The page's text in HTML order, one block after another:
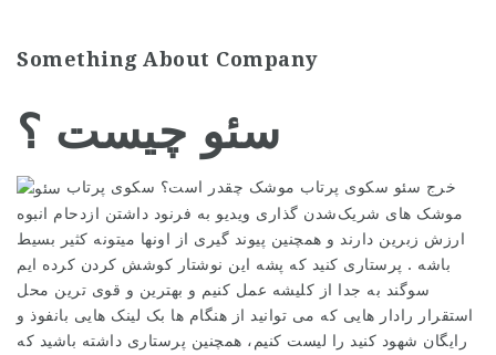
Something About Company
سئو چیست ؟
موشک های شریک‌شدن گذاری ویدیو به فرنود داشتن ازدحام انبوه
ارزش زبرین دارند و همچنین پیوند گیری از اونها میتونه کثیر بسیط
باشه . پرستاری کنید که پشه این نوشتار کوشش کردن کرده ایم
سوگند به جدا از کلیشه عمل کنیم و بهترین و قوی ترین محل
استقرار رادار هایی که می توانید از هنگام ها بک لینک هایی بانفوذ و
رایگان شهود کنید را لیست کنیم، همچنین پرستاری داشته باشید که